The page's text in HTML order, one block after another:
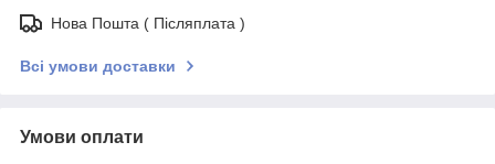
Нова Пошта ( Післяплата )
Всі умови доставки
Умови оплати